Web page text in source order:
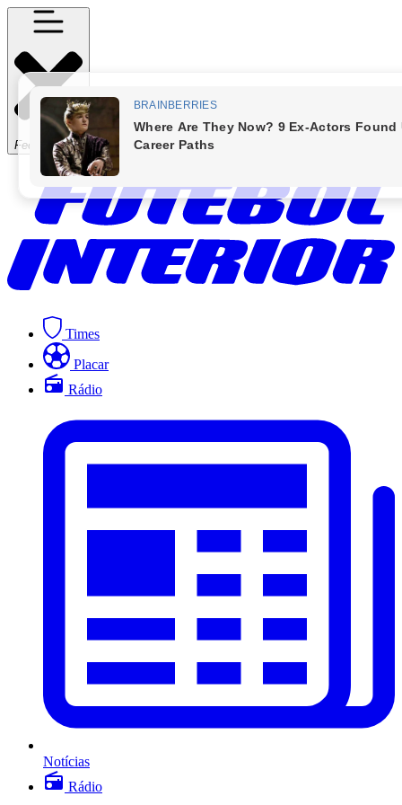
Fechar Menu
Times
Placar
Rádio
Notícias
Rádio